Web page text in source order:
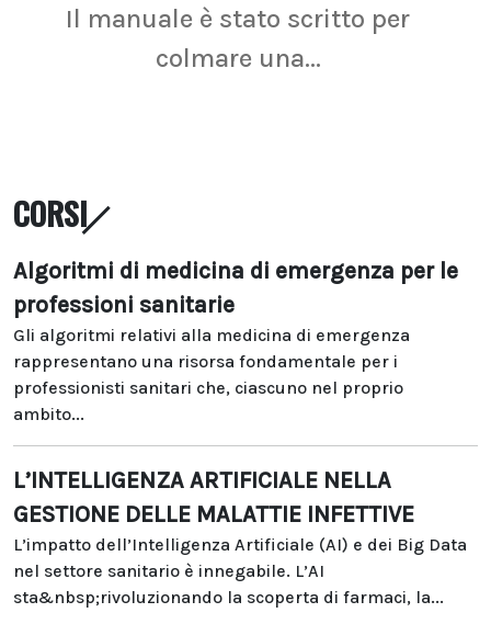
Il manuale è stato scritto per
colmare una...
CORSI
Algoritmi di medicina di emergenza per le
professioni sanitarie
Gli algoritmi relativi alla medicina di emergenza
rappresentano una risorsa fondamentale per i
professionisti sanitari che, ciascuno nel proprio
ambito...
L’INTELLIGENZA ARTIFICIALE NELLA
GESTIONE DELLE MALATTIE INFETTIVE
L’impatto dell’Intelligenza Artificiale (AI) e dei Big Data
nel settore sanitario è innegabile. L’AI
sta&nbsp;rivoluzionando la scoperta di farmaci, la...